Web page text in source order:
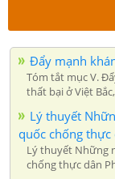
Đẩy mạnh
Tóm tắt mục V.
thất bại ở Việt
Lý thuyết
quốc chống
Lý thuyết Những
chống thực dân